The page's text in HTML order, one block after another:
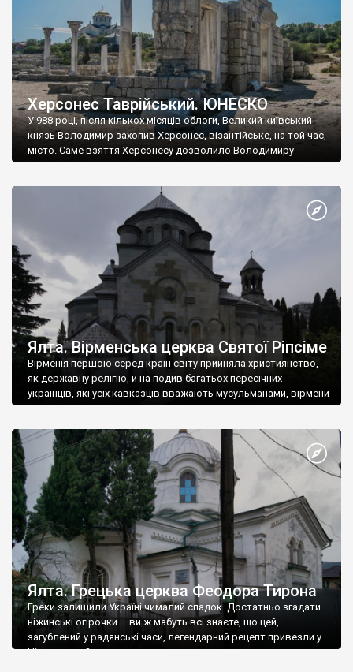
Херсонес Таврійський. ЮНЕСКО
У 988 році, після кількох місяців облоги, Великий київський
князь Володимир захопив Херсонес, візантійське, на той час,
місто. Саме взяття Херсонесу дозволило Володимиру
диктувати свої умови візантійському імператору Василю ІІ, та
Херсонесі Володимир-язичник, став Василем-християнином.
А потім було Хрещення Русі. На честь Херсонесу Таврійського
Ялта. Вірменська церква Святої Ріпсіме
Вірменія першою серед країн світу прийняла християнство,
як державну релігію, й на подив багатьох пересічних
українців, які усіх кавказців вважають мусульманами, вірмени
є відданими вірянами Христа
Ялта. Грецька церква Феодора Тирона
Греки залишили Україні чималий спадок. Достатньо згадати
ніжинські огірочки – ви ж мабуть всі знаєте, що цей,
загублений у радянські часи, легендарний рецепт привезли у
Ніжин греки?